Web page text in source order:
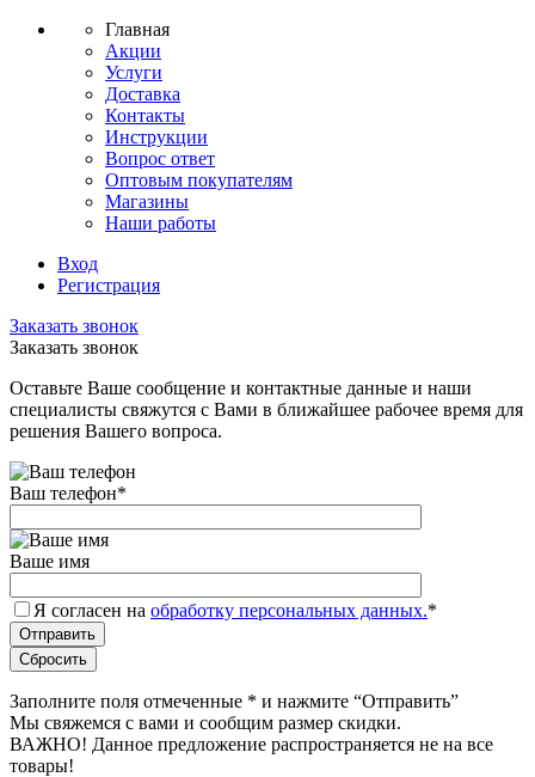
Главная
Акции
Услуги
Доставка
Контакты
Инструкции
Вопрос ответ
Оптовым покупателям
Магазины
Наши работы
Вход
Регистрация
Заказать звонок
Заказать звонок
Оставьте Ваше сообщение и контактные данные и наши
специалисты свяжутся с Вами в ближайшее рабочее время для
решения Вашего вопроса.
Ваш телефон*
Ваше имя
Я согласен на обработку персональных данных.*
Заполните поля отмеченные * и нажмите “Отправить”
Мы свяжемся с вами и сообщим размер скидки.
ВАЖНО! Данное предложение распространяется не на все
товары!